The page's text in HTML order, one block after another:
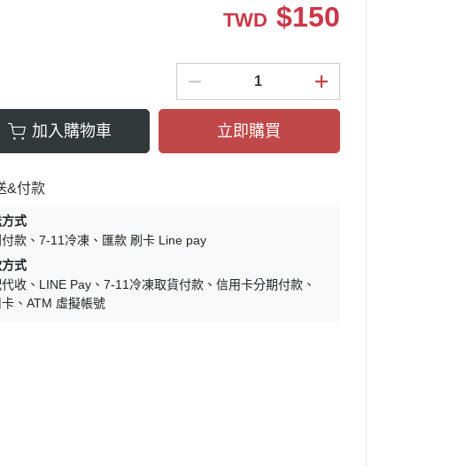
TWD $150
加入購物車 立即購買
&付款
式
款
7-11冷凍
匯款 刷卡 Line pay
式
收
LINE Pay 7-11冷凍取貨付款
信用卡分期付款
ATM 虛擬帳號